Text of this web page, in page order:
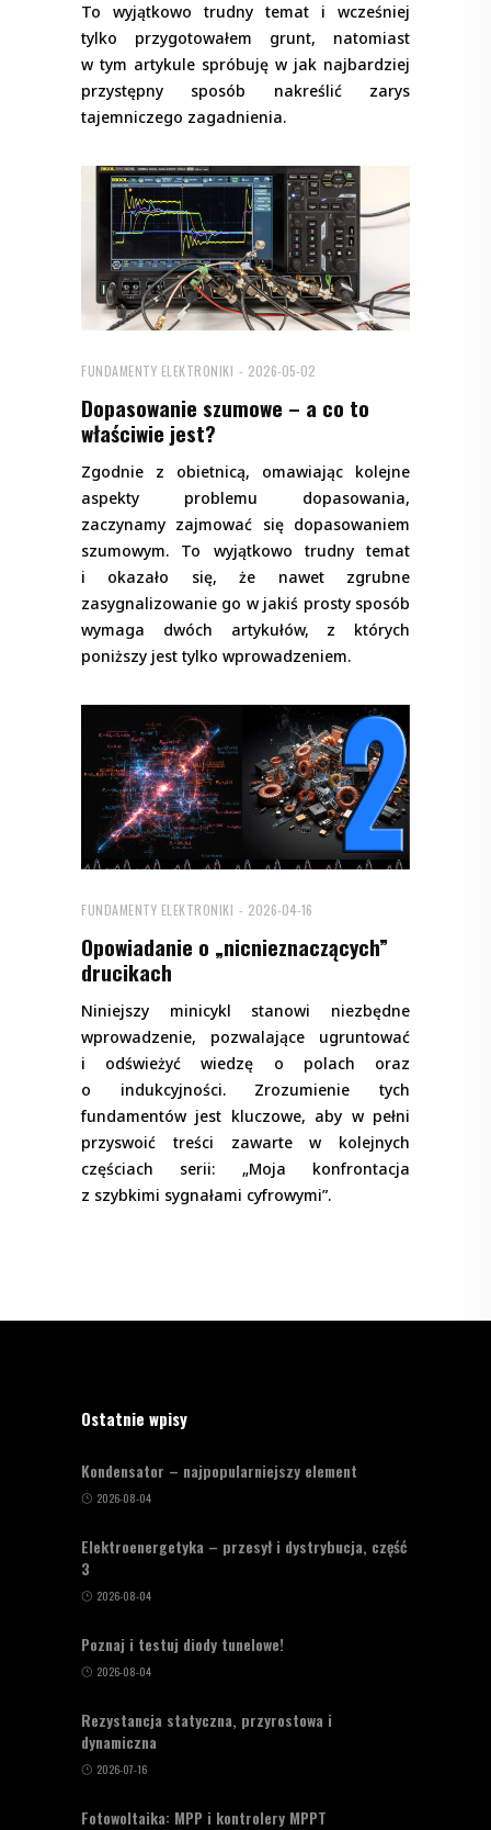
To wyjątkowo trudny temat i wcześniej
tylko przygotowałem grunt, natomiast
w tym artykule spróbuję w jak najbardziej
przystępny sposób nakreślić zarys
tajemniczego zagadnienia.
FUNDAMENTY ELEKTRONIKI 2026-05-02
Dopasowanie szumowe – a co to
właściwie jest?
Zgodnie z obietnicą, omawiając kolejne
aspekty problemu dopasowania,
zaczynamy zajmować się dopasowaniem
szumowym. To wyjątkowo trudny temat
i okazało się, że nawet zgrubne
zasygnalizowanie go w jakiś prosty sposób
wymaga dwóch artykułów, z których
poniższy jest tylko wprowadzeniem.
FUNDAMENTY ELEKTRONIKI 2026-04-16
Opowiadanie o „nicnieznaczących”
drucikach
Niniejszy minicykl stanowi niezbędne
wprowadzenie, pozwalające ugruntować
i odświeżyć wiedzę o polach oraz
o indukcyjności. Zrozumienie tych
fundamentów jest kluczowe, aby w pełni
przyswoić treści zawarte w kolejnych
częściach serii: „Moja konfrontacja
z szybkimi sygnałami cyfrowymi”.
Ostatnie wpisy
Kondensator – najpopularniejszy element
2026-08-04
Elektroenergetyka – przesył i dystrybucja, część
3
2026-08-04
Poznaj i testuj diody tunelowe!
2026-08-04
Rezystancja statyczna, przyrostowa i
dynamiczna
2026-07-16
Fotowoltaika: MPP i kontrolery MPPT